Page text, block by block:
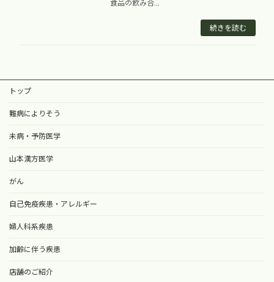
食品の飲み合...
続きを読む
トップ
難病によりそう
未病・予防医学
山本漢方医学
がん
自己免疫疾患・アレルギー
婦人科系疾患
加齢に伴う疾患
店舗のご紹介